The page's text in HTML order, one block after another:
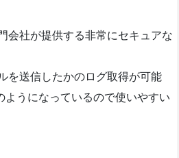
会社が提供する非常にセキュアな
を送信したかのログ取得が可能
ようになっているので使いやすい